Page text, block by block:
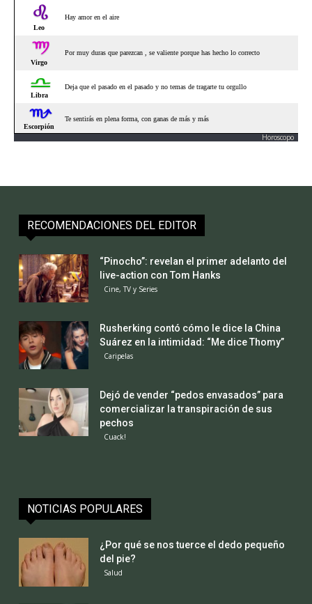
Horoscopo
RECOMENDACIONES DEL EDITOR
“Pinocho”: revelan el primer adelanto del
live-action con Tom Hanks
Cine, TV y Series
Rusherking contó cómo le dice la China
Suárez en la intimidad: “Me dice Thomy”
Caripelas
Dejó de vender “pedos envasados” para
comercializar la transpiración de sus
pechos
Cuack!
NOTICIAS POPULARES
¿Por qué se nos tuerce el dedo pequeño
del pie?
Salud